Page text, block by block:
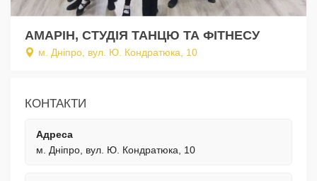
АМАРІН, СТУДІЯ ТАНЦЮ ТА ФІТНЕСУ
м. Дніпро, вул. Ю. Кондратюка, 10
КОНТАКТИ
Адреса
м. Дніпро, вул. Ю. Кондратюка, 10